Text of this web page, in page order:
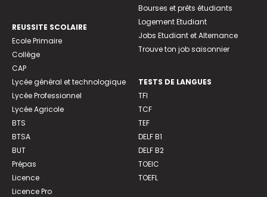
REUSSITE SCOLAIRE
Ecole Primaire
Collège
CAP
Lycée général et technologique
Lycée Professionnel
Lycée Agricole
BTS
BTSA
BUT
Prépas
Licence
Licence Pro
Bourses et prêts étudiants
Logement Etudiant
Jobs Etudiant et Alternance
Trouve ton job saisonnier
TESTS DE LANGUES
TFI
TCF
TEF
DELF B1
DELF B2
TOEIC
TOEFL